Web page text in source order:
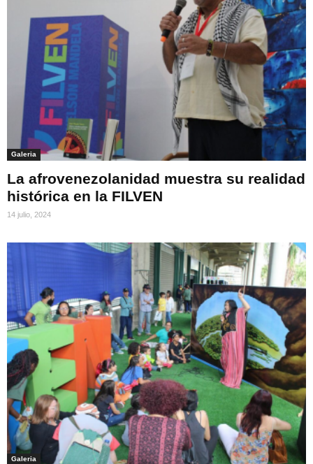
Galeria
La afrovenezolanidad muestra su realidad
histórica en la FILVEN
14 julio, 2024
Galeria